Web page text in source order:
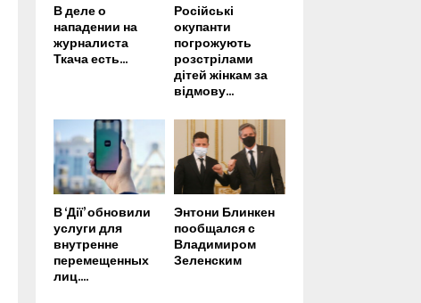
В деле о
нападении на
журналиста
Ткача есть...
Російські
окупанти
погрожують
розстрілами
дітей жінкам за
відмову...
В ‘Дії’ обновили
услуги для
внутренне
перемещенных
лиц....
Энтони Блинкен
пообщался с
Владимиром
Зеленским